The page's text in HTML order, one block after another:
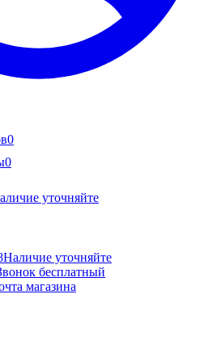
0
0
уточняйте
Наличие уточняйте
бесплатный
магазина